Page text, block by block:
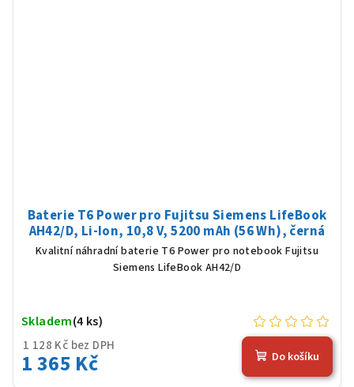
Baterie T6 Power pro Fujitsu Siemens LifeBook
AH42/D, Li-Ion, 10,8 V, 5200 mAh (56 Wh), černá
Kvalitní náhradní baterie T6 Power pro notebook Fujitsu
Siemens LifeBook AH42/D
1 128 Kč bez DPH
1 365 Kč
Skladem(4 ks)
Do košíku